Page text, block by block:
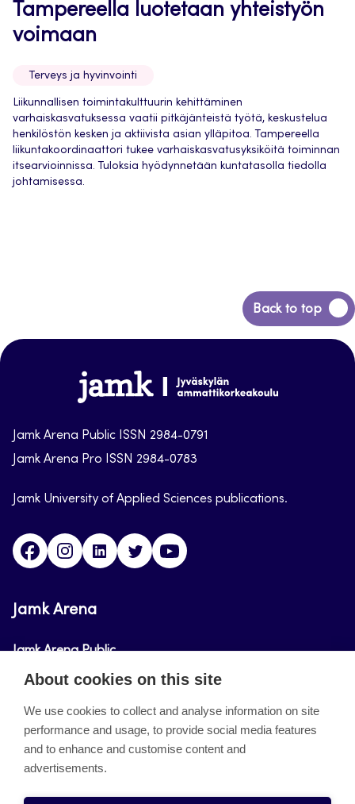
Tampereella luotetaan yhteistyön
voimaan
Terveys ja hyvinvointi
Liikunnallisen toimintakulttuurin kehittäminen
varhaiskasvatuksessa vaatii pitkäjänteistä työtä, keskustelua
henkilöstön kesken ja aktiivista asian ylläpitoa. Tampereella
liikuntakoordinaattori tukee varhaiskasvatusyksiköitä toiminnan
itsearvioinnissa. Tuloksia hyödynnetään kuntatasolla tiedolla
johtamisessa.
Back to top
Back
to
Jamk-
arena
Jamk Arena Public ISSN 2984-0791
Jamk Arena Pro ISSN 2984-0783
Jamk University of Applied Sciences publications.
FacebookInstagramLinkedinTwitter
Jamk Arena
Jamk Arena Public
Jamk Arena Pro
About the site
Accessibility Statement
About cookies on this site
We use cookies to collect and analyse information on site
performance and usage, to provide social media features
and to enhance and customise content and
advertisements.